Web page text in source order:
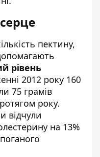
пектину,
рівень
2012 року 160
75 грамів
року.
відчули
на 13%